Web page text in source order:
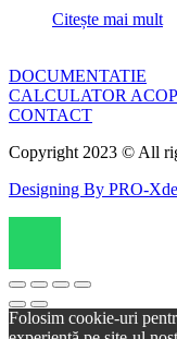
Citește mai mult
DOCUMENTATIE
CALCULATOR
CONTACT
Copyright 2023 © All
Designing By PRO-
Folosim cookie-uri